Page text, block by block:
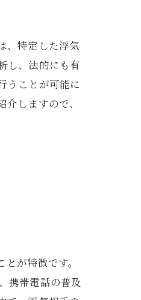
、特定した浮気
し、法的にも有
うことが可能に
しますので、
が特徴です。
携帯電話の普及